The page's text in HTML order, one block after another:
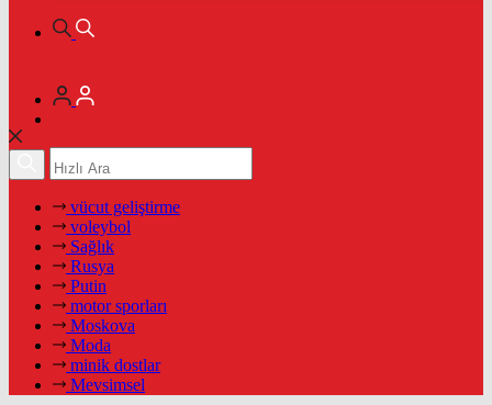
vücut geliştirme
voleybol
Sağlık
Rusya
Putin
motor sporları
Moskova
Moda
minik dostlar
Mevsimsel